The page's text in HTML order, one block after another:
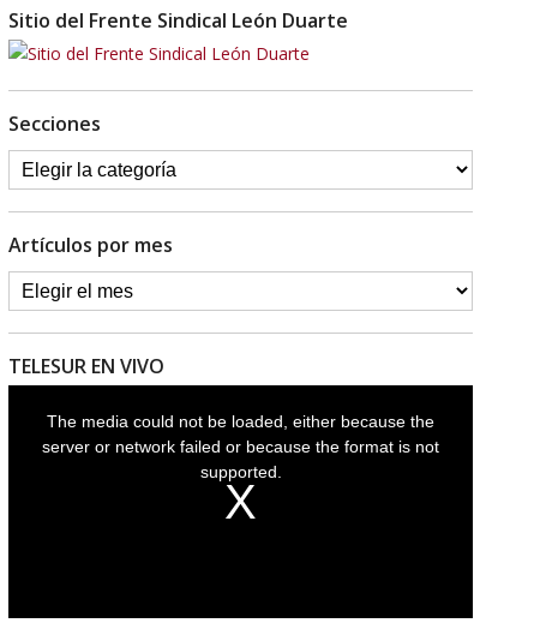
Sitio del Frente Sindical León Duarte
Secciones
Artículos por mes
TELESUR EN VIVO